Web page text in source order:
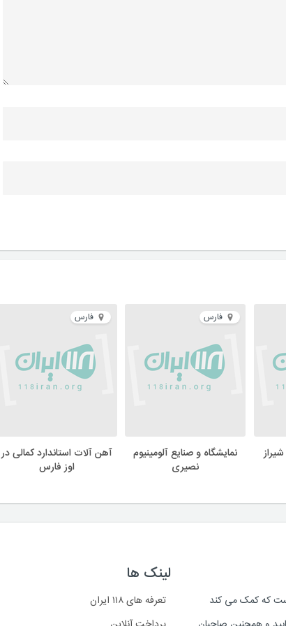
فارس
نمایشگاه و صنایع آلومینیوم
نصیری
فارس
آهن آلات استاندارد کمالی در
اوز فارس
است که کمک می کند
لینک ها
تعرفه های ۱۱۸ ایران